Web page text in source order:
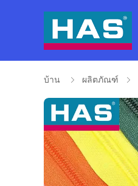
บ้าน ผลิตภัณฑ์